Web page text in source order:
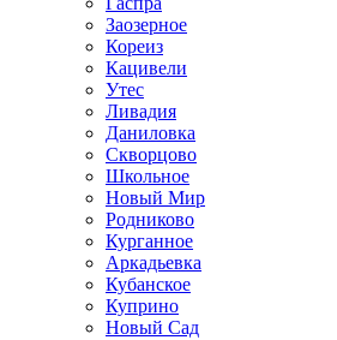
Заозерное
Кореиз
Кацивели
Утес
Ливадия
Даниловка
Скворцово
Школьное
Новый Мир
Родниково
Курганное
Аркадьевка
Кубанское
Куприно
Новый Сад